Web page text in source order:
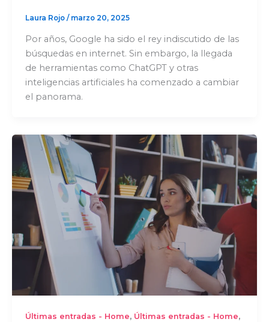
Laura Rojo / marzo 20, 2025
Por años, Google ha sido el rey indiscutido de las
búsquedas en internet. Sin embargo, la llegada
de herramientas como ChatGPT y otras
inteligencias artificiales ha comenzado a cambiar
el panorama.
Últimas entradas - Home, Últimas entradas - Home,